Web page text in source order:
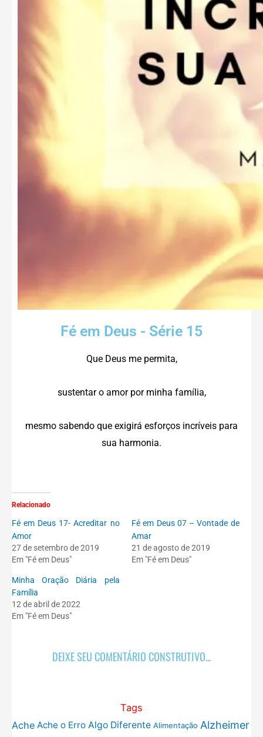
Fé em Deus - Série 15
Que Deus me permita,
sustentar o amor por minha família,
mesmo sabendo que exigirá esforços incríveis para
sua harmonia.
Relacionado
Fé em Deus 17- Acreditar no
Amor
27 de setembro de 2019
Em "Fé em Deus"
Fé em Deus 07 – Vontade de
Amar
21 de agosto de 2019
Em "Fé em Deus"
Minha Oração Diária pela
Família
12 de abril de 2022
Em "Fé em Deus"
DEIXE SEU COMENTÁRIO CONSTRUTIVO...
Tags
Ache Ache o Erro Algo Diferente Alimentação Alzheimer